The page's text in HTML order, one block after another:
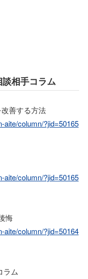
談相手コラム
善する方法
aite/column/?jid=50165
aite/column/?jid=50165
悔
aite/column/?jid=50164
ラム